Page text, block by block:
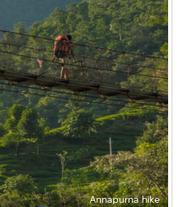
Annapurna hike